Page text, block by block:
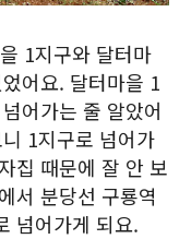
1지구와 달터마
어요. 달터마을 1
어가는 줄 알았어
1지구로 넘어가
집 때문에 잘 안 보
서 분당선 구룡역
넘어가게 되요.